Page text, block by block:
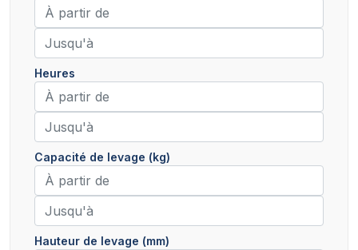
Heures
Capacité de levage (kg)
Hauteur de levage (mm)